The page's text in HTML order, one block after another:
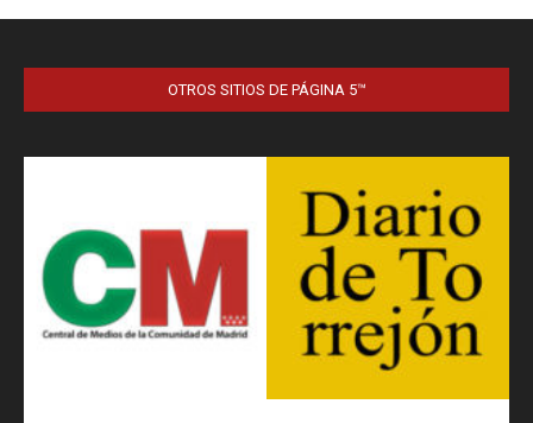
OTROS SITIOS DE PÁGINA 5™